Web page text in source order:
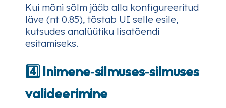
Kui mõni sõlm jääb alla konfigureeritud
läve (nt 0.85), tõstab UI selle esile,
kutsudes analüütiku lisatõendi
esitamiseks.
4️⃣ Inimene‑silmuses‑silmuses
valideerimine